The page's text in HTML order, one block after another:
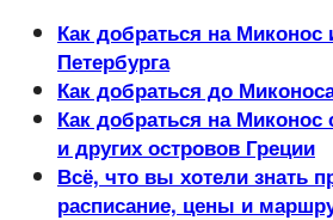
Как добраться на
Петербурга
Как добраться до
Как добраться на Миконос
и других островов Греции
Всё, что вы хотели знать
расписание, цены и